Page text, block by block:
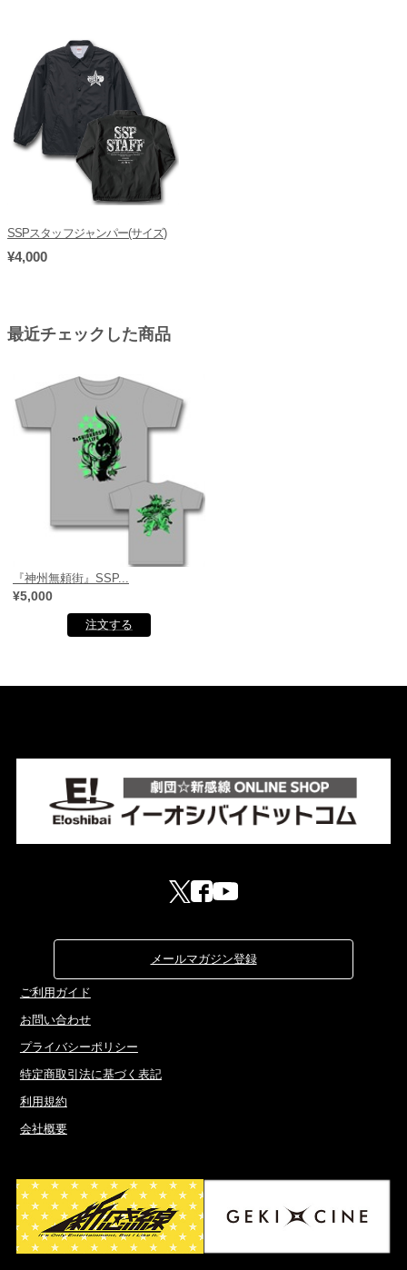
SSPスタッフジャンパー(サイズ)
¥4,000
最近チェックした商品
『神州無頼街』SSP...
¥5,000
メールマガジン登録
ご利用ガイド
お問い合わせ
プライバシーポリシー
特定商取引法に基づく表記
利用規約
会社概要